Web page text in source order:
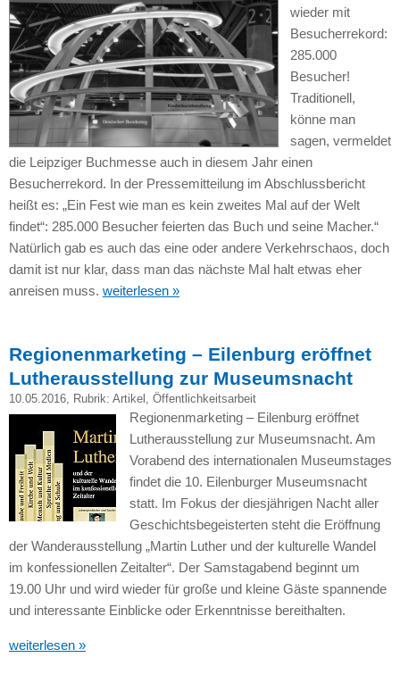
wieder mit
Besucherrekord:
285.000
Besucher!
Traditionell,
könne man
sagen, vermeldet
die Leipziger Buchmesse auch in diesem Jahr einen
Besucherrekord. In der Pressemitteilung im Abschlussbericht
heißt es: „Ein Fest wie man es kein zweites Mal auf der Welt
findet“: 285.000 Besucher feierten das Buch und seine Macher.“
Natürlich gab es auch das eine oder andere Verkehrschaos, doch
damit ist nur klar, dass man das nächste Mal halt etwas eher
anreisen muss. weiterlesen »
Regionenmarketing – Eilenburg eröffnet
Lutherausstellung zur Museumsnacht
10.05.2016, Rubrik: Artikel , Öffentlichkeitsarbeit
Regionenmarketing – Eilenburg eröffnet
Lutherausstellung zur Museumsnacht. Am
Vorabend des internationalen Museumstages
findet die 10. Eilenburger Museumsnacht
statt. Im Fokus der diesjährigen Nacht aller
Geschichtsbegeisterten steht die Eröffnung
der Wanderausstellung „Martin Luther und der kulturelle Wandel
im konfessionellen Zeitalter“. Der Samstagabend beginnt um
19.00 Uhr und wird wieder für große und kleine Gäste spannende
und interessante Einblicke oder Erkenntnisse bereithalten.
weiterlesen »